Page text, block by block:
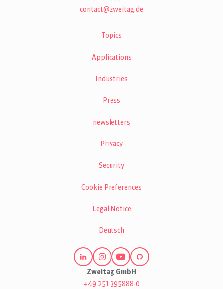
contact@zweitag.de
Topics
Applications
Industries
Press
newsletters
Privacy
Security
Cookie Preferences
Legal Notice
Deutsch
Zweitag GmbH
+49 251 395888-0